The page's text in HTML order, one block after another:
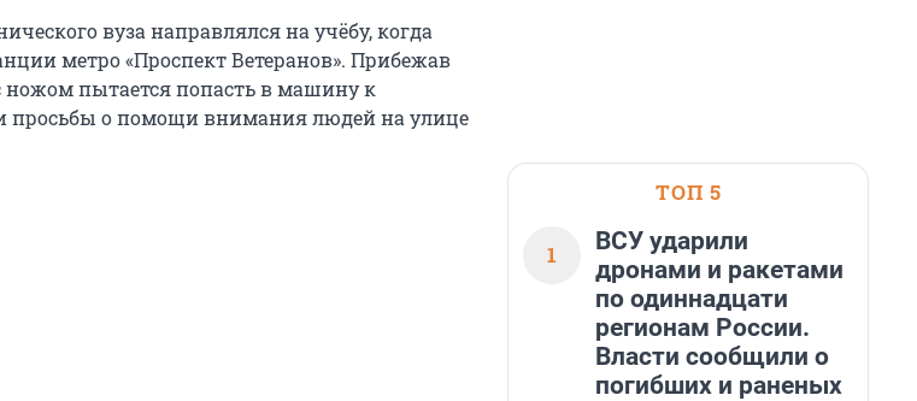
вуза направлялся на учёбу, когда
метро «Проспект Ветеранов». Прибежав
ножом пытается попасть в машину к
просьбы о помощи внимания людей на улице
ТОП 5
1
ВСУ ударили
дронами и ракетами
по одиннадцати
регионам России.
Власти сообщили о
погибших и раненых